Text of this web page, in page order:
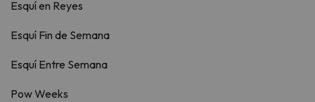
Esquí en Reyes
Esquí Fin de Semana
Esquí Entre Semana
Pow Weeks